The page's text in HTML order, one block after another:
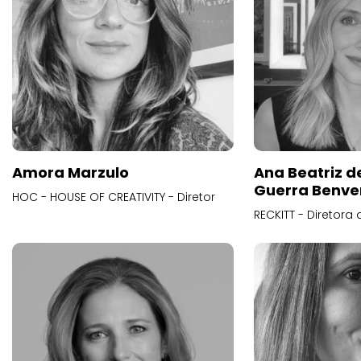
Amora Marzulo
HOC - HOUSE OF CREATIVITY - Diretor
Ana Beatriz
Guerra
RECKITT -